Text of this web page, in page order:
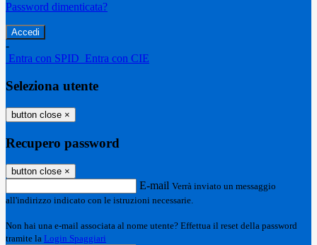
Password dimenticata?
-
Entra con SPID Entra con CIE
Seleziona utente
button close ×
Recupero password
button close ×
E-mail Verrà inviato un messaggio
all'indirizzo indicato con le istruzioni necessarie.
Non hai una e-mail associata al nome utente? Effettua il reset della password
tramite la Login Spaggiari